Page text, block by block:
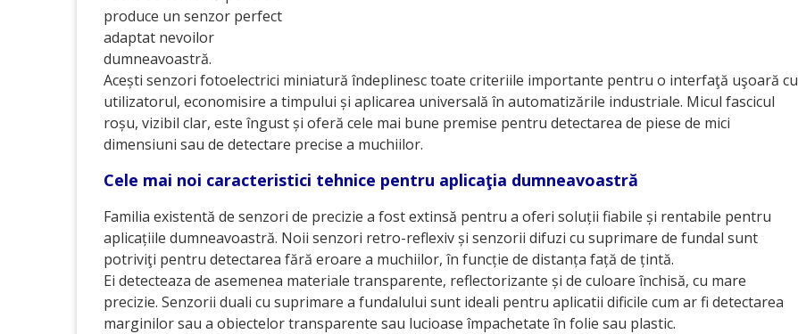
produce un senzor perfect
adaptat nevoilor
dumneavoastră.
Acești senzori fotoelectrici miniatură îndeplinesc toate criteriile importante pentru o interfaţă uşoară cu
utilizatorul, economisire a timpului și aplicarea universală în automatizările industriale. Micul fascicul
roșu, vizibil clar, este îngust și oferă cele mai bune premise pentru detectarea de piese de mici
dimensiuni sau de detectare precise a muchiilor.
Cele mai noi caracteristici tehnice pentru aplicaţia dumneavoastră
Familia existentă de senzori de precizie a fost extinsă pentru a oferi soluții fiabile și rentabile pentru
aplicațiile dumneavoastră. Noii senzori retro-reflexiv și senzorii difuzi cu suprimare de fundal sunt
potriviţi pentru detectarea fără eroare a muchiilor, în funcție de distanța față de țintă.
Ei detecteaza de asemenea materiale transparente, reflectorizante și de culoare închisă, cu mare
precizie. Senzorii duali cu suprimare a fundalului sunt ideali pentru aplicatii dificile cum ar fi detectarea
marginilor sau a obiectelor transparente sau lucioase împachetate în folie sau plastic.